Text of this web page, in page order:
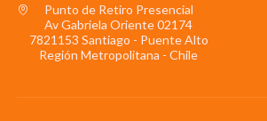
Punto de Retiro Presencial
Av Gabriela Oriente 02174
7821153 Santiago - Puente Alto
Región Metropolitana - Chile